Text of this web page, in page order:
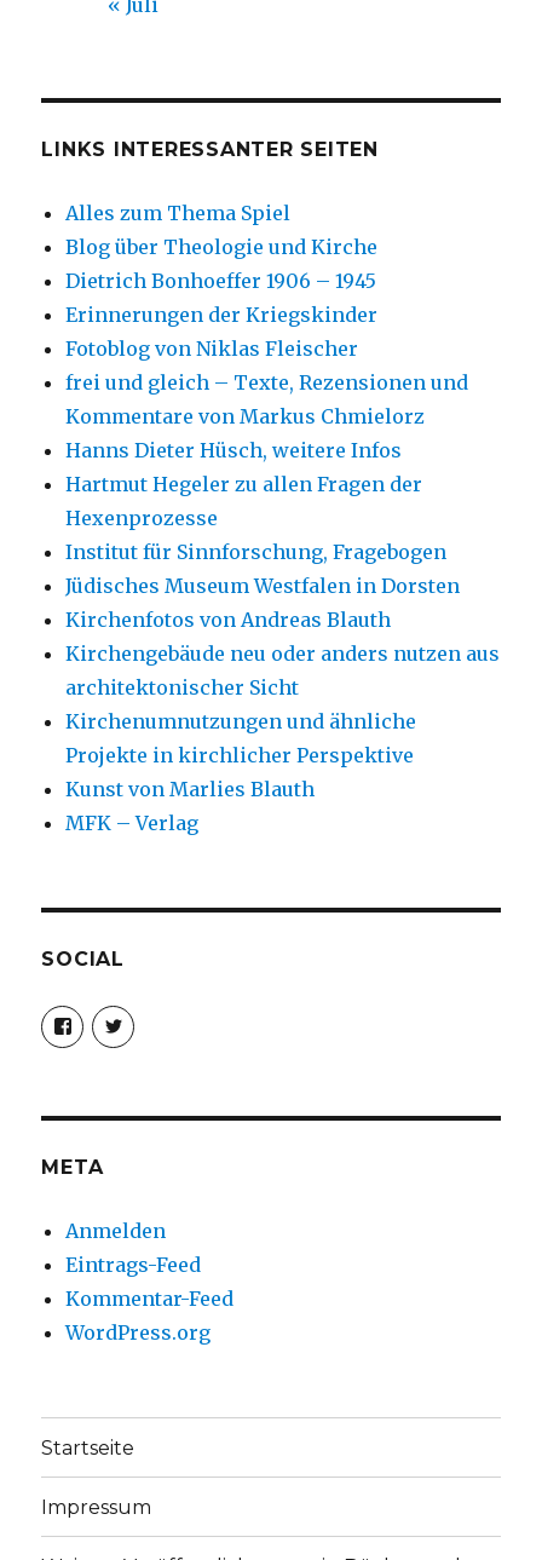
« Juli
LINKS INTERESSANTER SEITEN
Alles zum Thema Spiel
Blog über Theologie und Kirche
Dietrich Bonhoeffer 1906 – 1945
Erinnerungen der Kriegskinder
Fotoblog von Niklas Fleischer
frei und gleich – Texte, Rezensionen und
Kommentare von Markus Chmielorz
Hanns Dieter Hüsch, weitere Infos
Hartmut Hegeler zu allen Fragen der
Hexenprozesse
Institut für Sinnforschung, Fragebogen
Jüdisches Museum Westfalen in Dorsten
Kirchenfotos von Andreas Blauth
Kirchengebäude neu oder anders nutzen aus
architektonischer Sicht
Kirchenumnutzungen und ähnliche
Projekte in kirchlicher Perspektive
Kunst von Marlies Blauth
MFK – Verlag
SOCIAL
Profil
von
christoph.fleischer1
anzeigen
Profil
von
anzeigen
META
Anmelden
Eintrags-Feed
Kommentar-Feed
WordPress.org
Startseite
Impressum